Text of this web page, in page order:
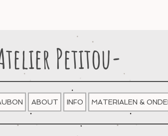
Petitou-
ABOUT INFO MATERIALEN &